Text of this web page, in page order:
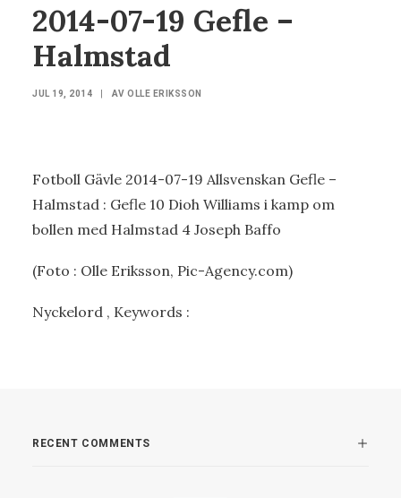
2014-07-19 Gefle –
Halmstad
JUL 19, 2014 AV OLLE ERIKSSON
Fotboll Gävle 2014-07-19 Allsvenskan Gefle –
Halmstad : Gefle 10 Dioh Williams i kamp om
bollen med Halmstad 4 Joseph Baffo
(Foto : Olle Eriksson, Pic-Agency.com)
Nyckelord , Keywords :
RECENT COMMENTS